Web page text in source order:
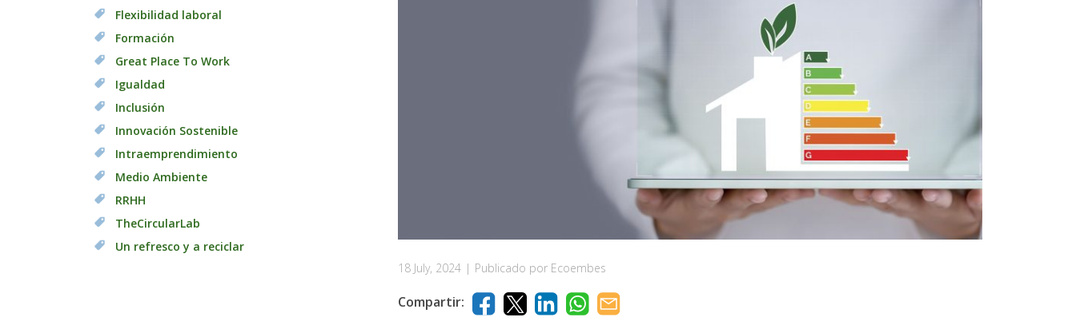
Flexibilidad laboral
Formación
Great Place To Work
Igualdad
Inclusión
Innovación Sostenible
Intraemprendimiento
Medio Ambiente
RRHH
TheCircularLab
Un refresco y a reciclar
18 July, 2024 | Publicado por Ecoembes
Compartir: